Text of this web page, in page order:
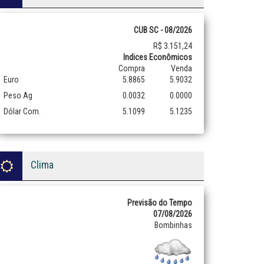
CUB SC - 08/2026
R$ 3.151,24
Indices Econômicos
Compra
Venda
Euro
5.8865
5.9032
Peso Ag
0.0032
0.0000
Dólar Com.
5.1099 5.1235
Clima
Previsão do Tempo
07/08/2026
Bombinhas